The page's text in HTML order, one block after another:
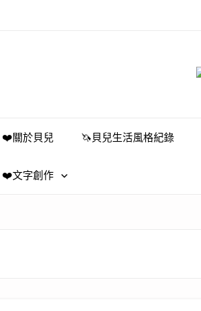
❤️關於貝兒 🦄️貝兒生活風格紀錄
❤️文字創作